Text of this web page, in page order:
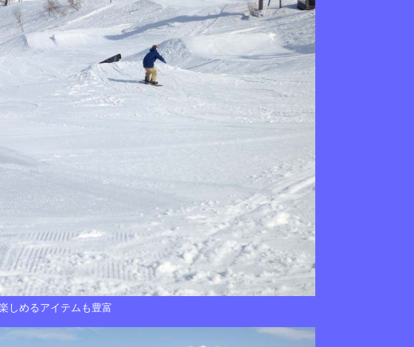
しめるアイテムも豊富